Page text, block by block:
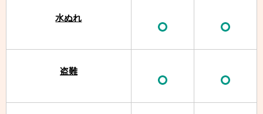
水ぬれ
盗難